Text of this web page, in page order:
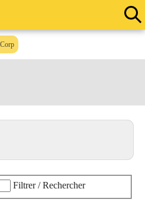
Filtrer / Rechercher